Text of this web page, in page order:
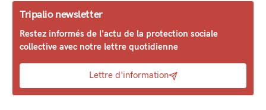
Tripalio newsletter
Restez informés de l'actu de la protection sociale
collective avec notre lettre quotidienne
Lettre d'information